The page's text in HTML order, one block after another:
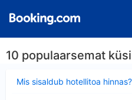
10 populaarsemat
Mis sisaldub hotellitoa hinnas?